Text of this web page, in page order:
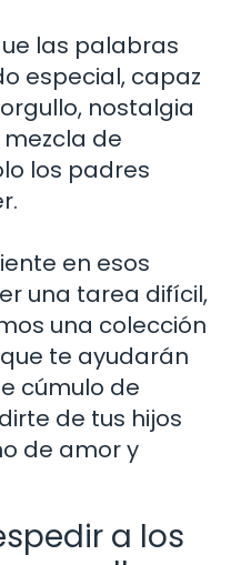
las palabras
especial, capaz
nostalgia
de
los padres
en esos
una tarea difícil,
una colección
te ayudarán
cúmulo de
de tus hijos
de amor y
a los